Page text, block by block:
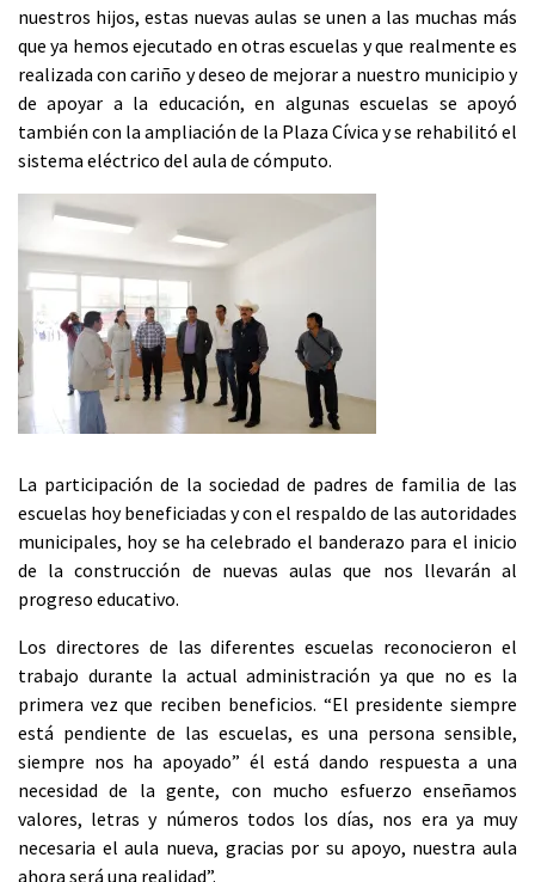
nuestros hijos, estas nuevas aulas se unen a las muchas más
que ya hemos ejecutado en otras escuelas y que realmente es
realizada con cariño y deseo de mejorar a nuestro municipio y
de apoyar a la educación, en algunas escuelas se apoyó
también con la ampliación de la Plaza Cívica y se rehabilitó el
sistema eléctrico del aula de cómputo.
La participación de la sociedad de padres de familia de las
escuelas hoy beneficiadas y con el respaldo de las autoridades
municipales, hoy se ha celebrado el banderazo para el inicio
de la construcción de nuevas aulas que nos llevarán al
progreso educativo.
Los directores de las diferentes escuelas reconocieron el
trabajo durante la actual administración ya que no es la
primera vez que reciben beneficios. “El presidente siempre
está pendiente de las escuelas, es una persona sensible,
siempre nos ha apoyado” él está dando respuesta a una
necesidad de la gente, con mucho esfuerzo enseñamos
valores, letras y números todos los días, nos era ya muy
necesaria el aula nueva, gracias por su apoyo, nuestra aula
ahora será una realidad”.